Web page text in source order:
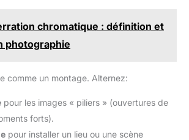
chromatique : définition et
photographie
comme un montage. Alternez:
pour les images « piliers » (ouvertures de
forts).
pour installer un lieu ou une scène